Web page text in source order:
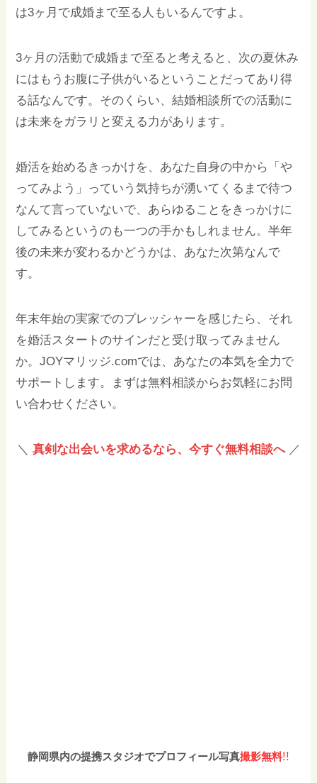
は3ヶ月で成婚まで至る人もいるんですよ。
3ヶ月の活動で成婚まで至ると考えると、次の夏休み
にはもうお腹に子供がいるということだってあり得
る話なんです。そのくらい、結婚相談所での活動に
は未来をガラリと変える力があります。
婚活を始めるきっかけを、あなた自身の中から「や
ってみよう」っていう気持ちが湧いてくるまで待つ
なんて言っていないで、あらゆることをきっかけに
してみるというのも一つの手かもしれません。半年
後の未来が変わるかどうかは、あなた次第なんで
す。
年末年始の実家でのプレッシャーを感じたら、それ
を婚活スタートのサインだと受け取ってみません
か。JOYマリッジ.comでは、あなたの本気を全力で
サポートします。まずは無料相談からお気軽にお問
い合わせください。
＼ 真剣な出会いを求めるなら、今すぐ無料相談へ／
静岡県内の提携スタジオでプロフィール写真撮影無料!!